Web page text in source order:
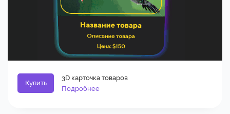
Купить
3D карточка товаров
Подробнее